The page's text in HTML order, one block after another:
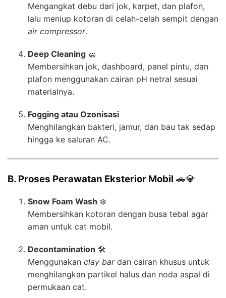
Mengangkat debu dari jok, karpet, dan plafon,
lalu meniup kotoran di celah-celah sempit dengan
air compressor.
Deep Cleaning 🧽
Membersihkan jok, dashboard, panel pintu, dan
plafon menggunakan cairan pH netral sesuai
materialnya.
Fogging atau Ozonisasi
Menghilangkan bakteri, jamur, dan bau tak sedap
hingga ke saluran AC.
B. Proses Perawatan Eksterior Mobil 🚗💎
Snow Foam Wash ❄️
Membersihkan kotoran dengan busa tebal agar
aman untuk cat mobil.
Decontamination 🛠️
Menggunakan clay bardan cairan khusus untuk
menghilangkan partikel halus dan noda aspal di
permukaan cat.